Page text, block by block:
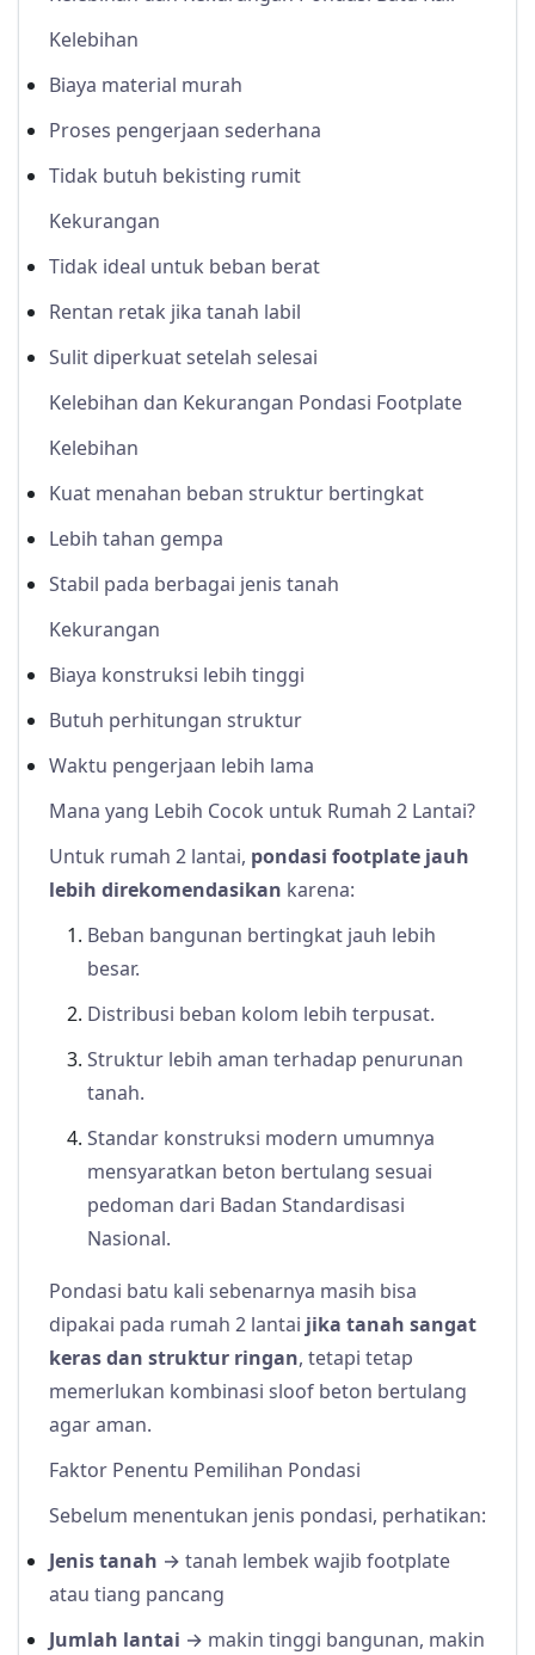
Kelebihan
Biaya material murah
Proses pengerjaan sederhana
Tidak butuh bekisting rumit
Kekurangan
Tidak ideal untuk beban berat
Rentan retak jika tanah labil
Sulit diperkuat setelah selesai
Kelebihan dan Kekurangan Pondasi Footplate
Kelebihan
Kuat menahan beban struktur bertingkat
Lebih tahan gempa
Stabil pada berbagai jenis tanah
Kekurangan
Biaya konstruksi lebih tinggi
Butuh perhitungan struktur
Waktu pengerjaan lebih lama
Mana yang Lebih Cocok untuk Rumah 2 Lantai?
Untuk rumah 2 lantai, pondasi footplate jauh
lebih direkomendasikan karena:
Beban bangunan bertingkat jauh lebih
besar.
Distribusi beban kolom lebih terpusat.
Struktur lebih aman terhadap penurunan
tanah.
Standar konstruksi modern umumnya
mensyaratkan beton bertulang sesuai
pedoman dari Badan Standardisasi
Nasional.
Pondasi batu kali sebenarnya masih bisa
dipakai pada rumah 2 lantai jika tanah sangat
keras dan struktur ringan, tetapi tetap
memerlukan kombinasi sloof beton bertulang
agar aman.
Faktor Penentu Pemilihan Pondasi
Sebelum menentukan jenis pondasi, perhatikan:
Jenis tanah → tanah lembek wajib footplate
atau tiang pancang
Jumlah lantai → makin tinggi bangunan, makin